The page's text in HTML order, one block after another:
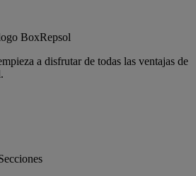
a disfrutar de todas las ventajas de